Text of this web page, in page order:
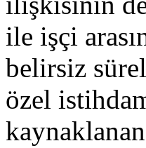
ile işçi
belirsiz
özel